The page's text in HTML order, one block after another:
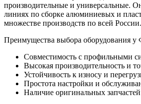
производительные и универсальные.
линиях по сборке алюминиевых и
множестве производств по всей России.
Преимущества выбора оборудования у
Совместимость с профильными
Высокая производительность и
Устойчивость к износу и
Простота настройки и
Наличие оригинальных